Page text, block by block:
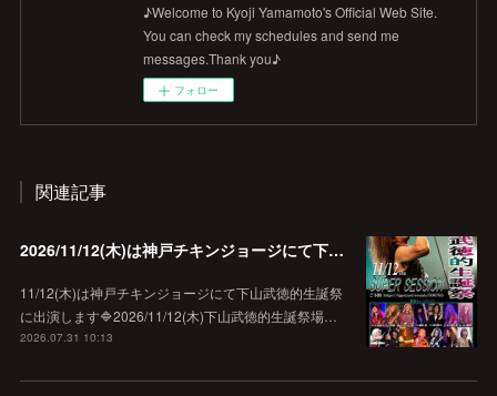
♪Welcome to Kyoji Yamamoto's Official Web Site.
You can check my schedules and send me
messages.Thank you♪
フォロー
関連記事
2026/11/12(木)は神戸チキンジョージにて下山武徳的生誕祭に出演します♪
11/12(木)は神戸チキンジョージにて下山武徳的生誕祭
に出演します🔷2026/11/12(木)下山武徳的生誕祭場…
2026.07.31 10:13